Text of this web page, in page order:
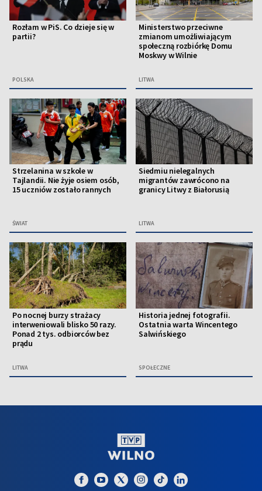
Rozłam w PiS. Co dzieje się w
partii?
POLSKA
Ministerstwo przeciwne
zmianom umożliwiającym
społeczną rozbiórkę Domu
Moskwy w Wilnie
LITWA
Strzelanina w szkole w
Tajlandii. Nie żyje osiem osób,
15 uczniów zostało rannych
ŚWIAT
Siedmiu nielegalnych
migrantów zawrócono na
granicy Litwy z Białorusią
LITWA
Po nocnej burzy strażacy
interweniowali blisko 50 razy.
Ponad 2 tys. odbiorców bez
prądu
LITWA
Historia jednej fotografii.
Ostatnia warta Wincentego
Salwińskiego
SPOŁECZNE